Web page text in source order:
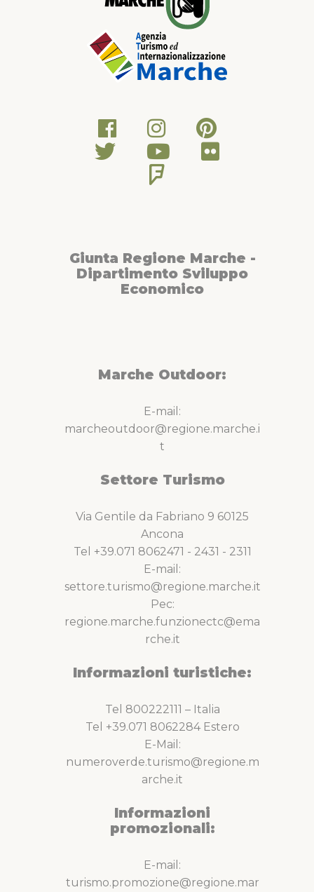
Giunta Regione Marche -
Dipartimento Sviluppo
Economico
Marche Outdoor:
E-mail:
marcheoutdoor@regione.marche.i
t
Settore Turismo
Via Gentile da Fabriano 9 60125
Ancona
Tel +39.071 8062471 - 2431 - 2311
E-mail:
settore.turismo@regione.marche.it
Pec:
regione.marche.funzionectc@ema
rche.it
Informazioni turistiche:
Tel 800222111 – Italia
Tel +39.071 8062284 Estero
E-Mail:
numeroverde.turismo@regione.m
arche.it
Informazioni
promozionali:
E-mail:
turismo.promozione@regione.mar